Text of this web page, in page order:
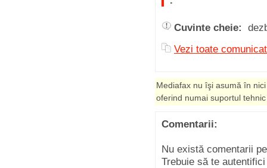
Cuvinte cheie:
Vezi toate
Mediafax nu îşi asumă în
oferind numai suportul
Comentarii:
Nu există comentarii
Trebuie să te